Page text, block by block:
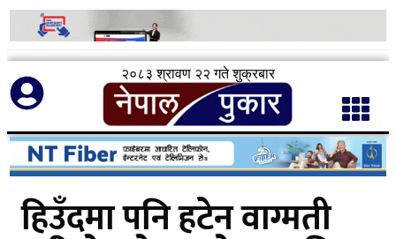
२०८३ श्रावण २२ गते शुक्रबार
हिउँदमा पनि हटेन वाग्मती